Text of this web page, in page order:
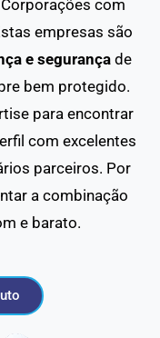
com
empresas são
e segurança de
bem protegido.
para encontrar
com excelentes
parceiros. Por
a combinação
e barato.